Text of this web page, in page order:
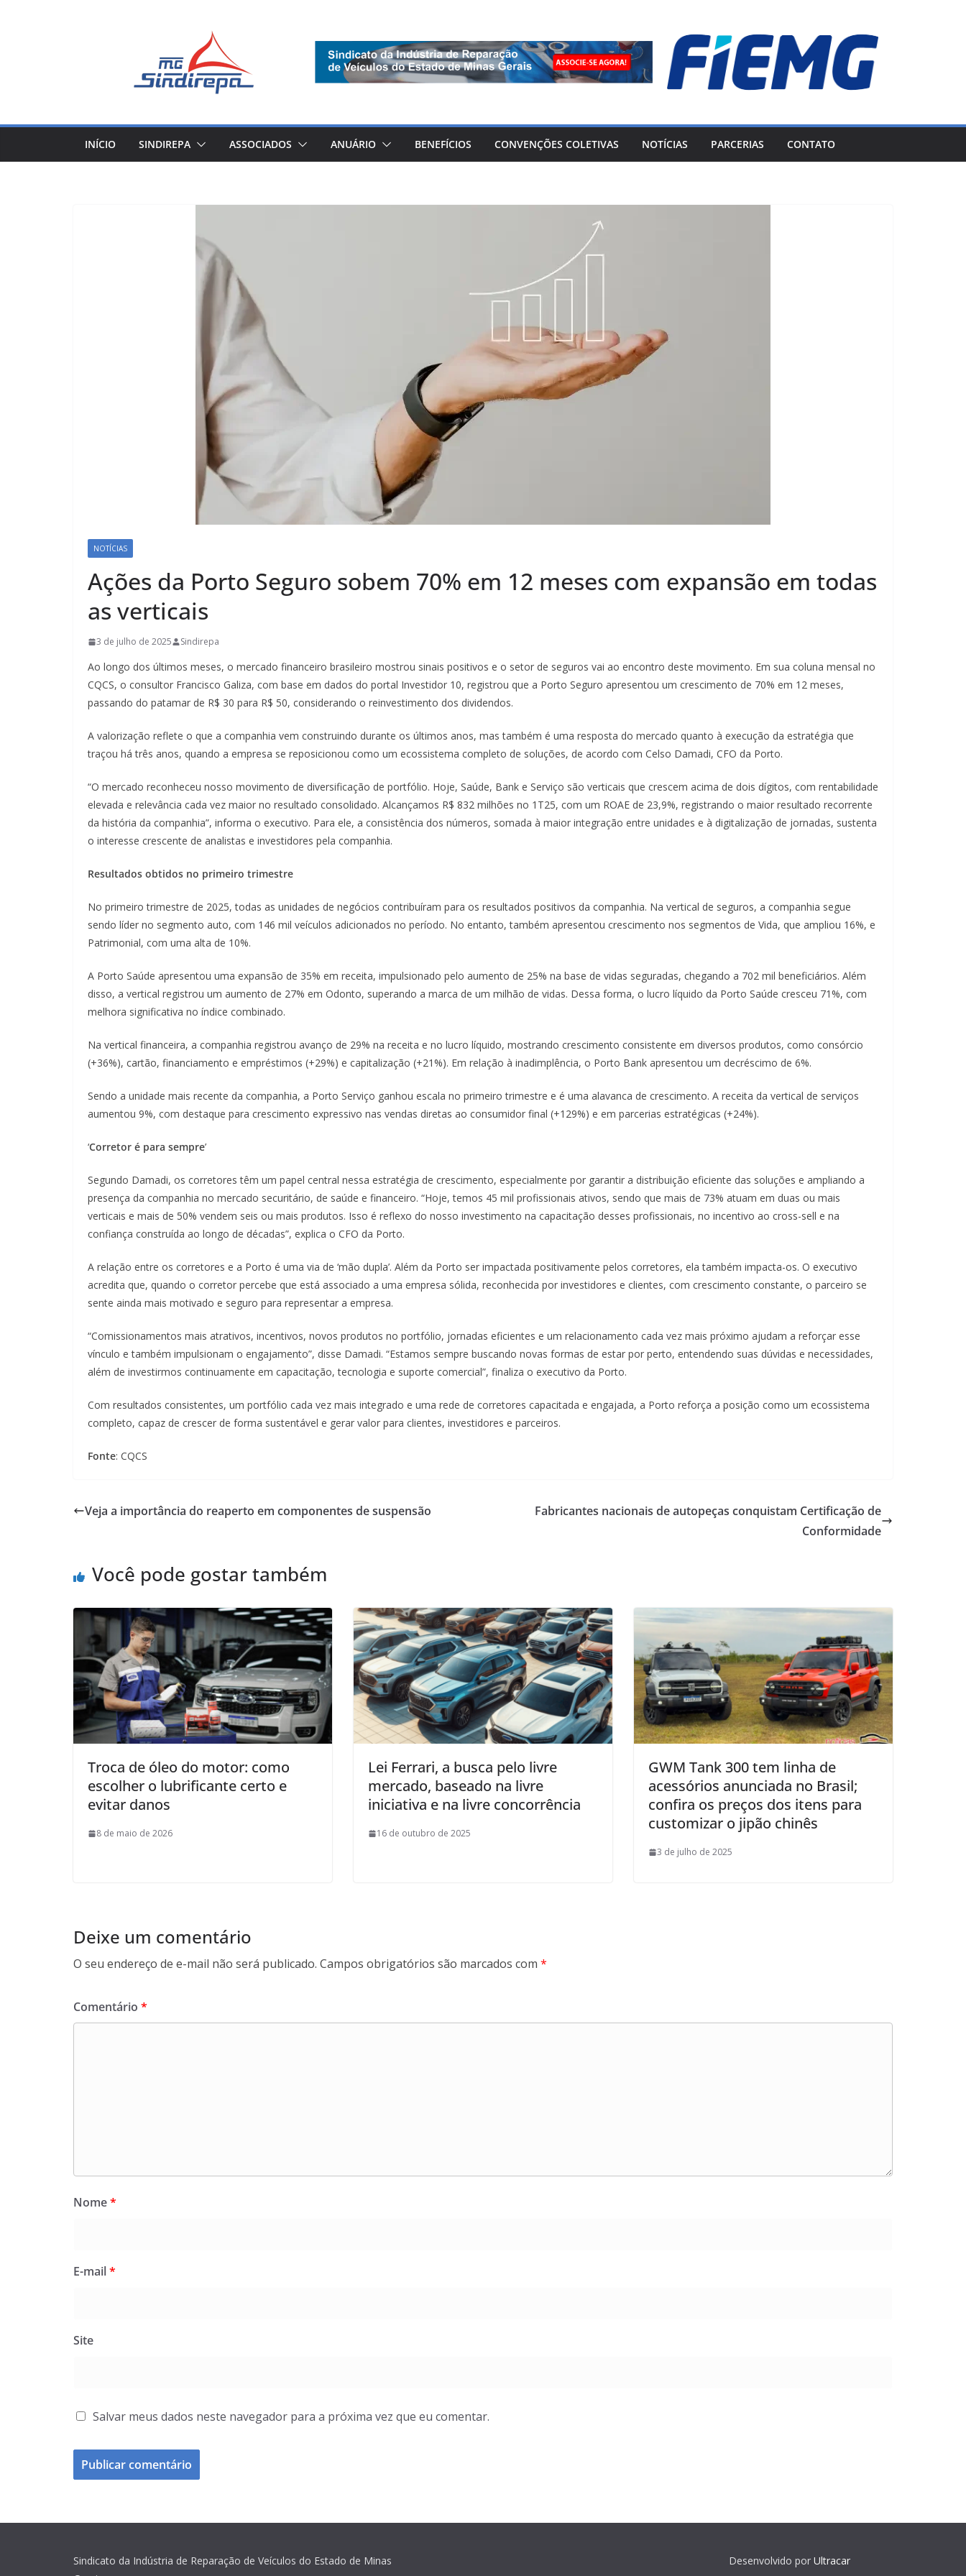
INÍCIO SINDIREPA ASSOCIADOS ANUÁRIO BENEFÍCIOS CONVENÇÕES COLETIVAS NOTÍCIAS PARCERIAS CONTATO
NOTÍCIAS
Ações da Porto Seguro sobem 70% em 12 meses com expansão em todas
as verticais
3 de julho de 2025 Sindirepa
Ao longo dos últimos meses, o mercado financeiro brasileiro mostrou sinais positivos e o setor de seguros vai ao encontro deste movimento. Em sua coluna mensal no
CQCS, o consultor Francisco Galiza, com base em dados do portal Investidor 10, registrou que a Porto Seguro apresentou um crescimento de 70% em 12 meses,
passando do patamar de R$ 30 para R$ 50, considerando o reinvestimento dos dividendos.
A valorização reflete o que a companhia vem construindo durante os últimos anos, mas também é uma resposta do mercado quanto à execução da estratégia que
traçou há três anos, quando a empresa se reposicionou como um ecossistema completo de soluções, de acordo com Celso Damadi, CFO da Porto.
“O mercado reconheceu nosso movimento de diversificação de portfólio. Hoje, Saúde, Bank e Serviço são verticais que crescem acima de dois dígitos, com rentabilidade
elevada e relevância cada vez maior no resultado consolidado. Alcançamos R$ 832 milhões no 1T25, com um ROAE de 23,9%, registrando o maior resultado recorrente
da história da companhia”, informa o executivo. Para ele, a consistência dos números, somada à maior integração entre unidades e à digitalização de jornadas, sustenta
o interesse crescente de analistas e investidores pela companhia.
Resultados obtidos no primeiro trimestre
No primeiro trimestre de 2025, todas as unidades de negócios contribuíram para os resultados positivos da companhia. Na vertical de seguros, a companhia segue
sendo líder no segmento auto, com 146 mil veículos adicionados no período. No entanto, também apresentou crescimento nos segmentos de Vida, que ampliou 16%, e
Patrimonial, com uma alta de 10%.
A Porto Saúde apresentou uma expansão de 35% em receita, impulsionado pelo aumento de 25% na base de vidas seguradas, chegando a 702 mil beneficiários. Além
disso, a vertical registrou um aumento de 27% em Odonto, superando a marca de um milhão de vidas. Dessa forma, o lucro líquido da Porto Saúde cresceu 71%, com
melhora significativa no índice combinado.
Na vertical financeira, a companhia registrou avanço de 29% na receita e no lucro líquido, mostrando crescimento consistente em diversos produtos, como consórcio
(+36%), cartão, financiamento e empréstimos (+29%) e capitalização (+21%). Em relação à inadimplência, o Porto Bank apresentou um decréscimo de 6%.
Sendo a unidade mais recente da companhia, a Porto Serviço ganhou escala no primeiro trimestre e é uma alavanca de crescimento. A receita da vertical de serviços
aumentou 9%, com destaque para crescimento expressivo nas vendas diretas ao consumidor final (+129%) e em parcerias estratégicas (+24%).
‘Corretor é para sempre’
Segundo Damadi, os corretores têm um papel central nessa estratégia de crescimento, especialmente por garantir a distribuição eficiente das soluções e ampliando a
presença da companhia no mercado securitário, de saúde e financeiro. “Hoje, temos 45 mil profissionais ativos, sendo que mais de 73% atuam em duas ou mais
verticais e mais de 50% vendem seis ou mais produtos. Isso é reflexo do nosso investimento na capacitação desses profissionais, no incentivo ao cross-sell e na
confiança construída ao longo de décadas”, explica o CFO da Porto.
A relação entre os corretores e a Porto é uma via de ‘mão dupla’. Além da Porto ser impactada positivamente pelos corretores, ela também impacta-os. O executivo
acredita que, quando o corretor percebe que está associado a uma empresa sólida, reconhecida por investidores e clientes, com crescimento constante, o parceiro se
sente ainda mais motivado e seguro para representar a empresa.
“Comissionamentos mais atrativos, incentivos, novos produtos no portfólio, jornadas eficientes e um relacionamento cada vez mais próximo ajudam a reforçar esse
vínculo e também impulsionam o engajamento”, disse Damadi. “Estamos sempre buscando novas formas de estar por perto, entendendo suas dúvidas e necessidades,
além de investirmos continuamente em capacitação, tecnologia e suporte comercial”, finaliza o executivo da Porto.
Com resultados consistentes, um portfólio cada vez mais integrado e uma rede de corretores capacitada e engajada, a Porto reforça a posição como um ecossistema
completo, capaz de crescer de forma sustentável e gerar valor para clientes, investidores e parceiros.
Fonte: CQCS
Veja a importância do reaperto em componentes de suspensão
Fabricantes nacionais de autopeças conquistam Certificação de
Conformidade
Você pode gostar também
Troca de óleo do motor: como
escolher o lubrificante certo e
evitar danos
8 de maio de 2026
Lei Ferrari, a busca pelo livre
mercado, baseado na livre
iniciativa e na livre concorrência
16 de outubro de 2025
GWM Tank 300 tem linha de
acessórios anunciada no Brasil;
confira os preços dos itens para
customizar o jipão chinês
3 de julho de 2025
Deixe um comentário
O seu endereço de e-mail não será publicado. Campos obrigatórios são marcados com *
Comentário *
Nome*
E-mail*
Site
Salvar meus dados neste navegador para a próxima vez que eu comentar.
Sindicato da Indústria de Reparação de Veículos do Estado de Minas
Desenvolvido por Ultracar